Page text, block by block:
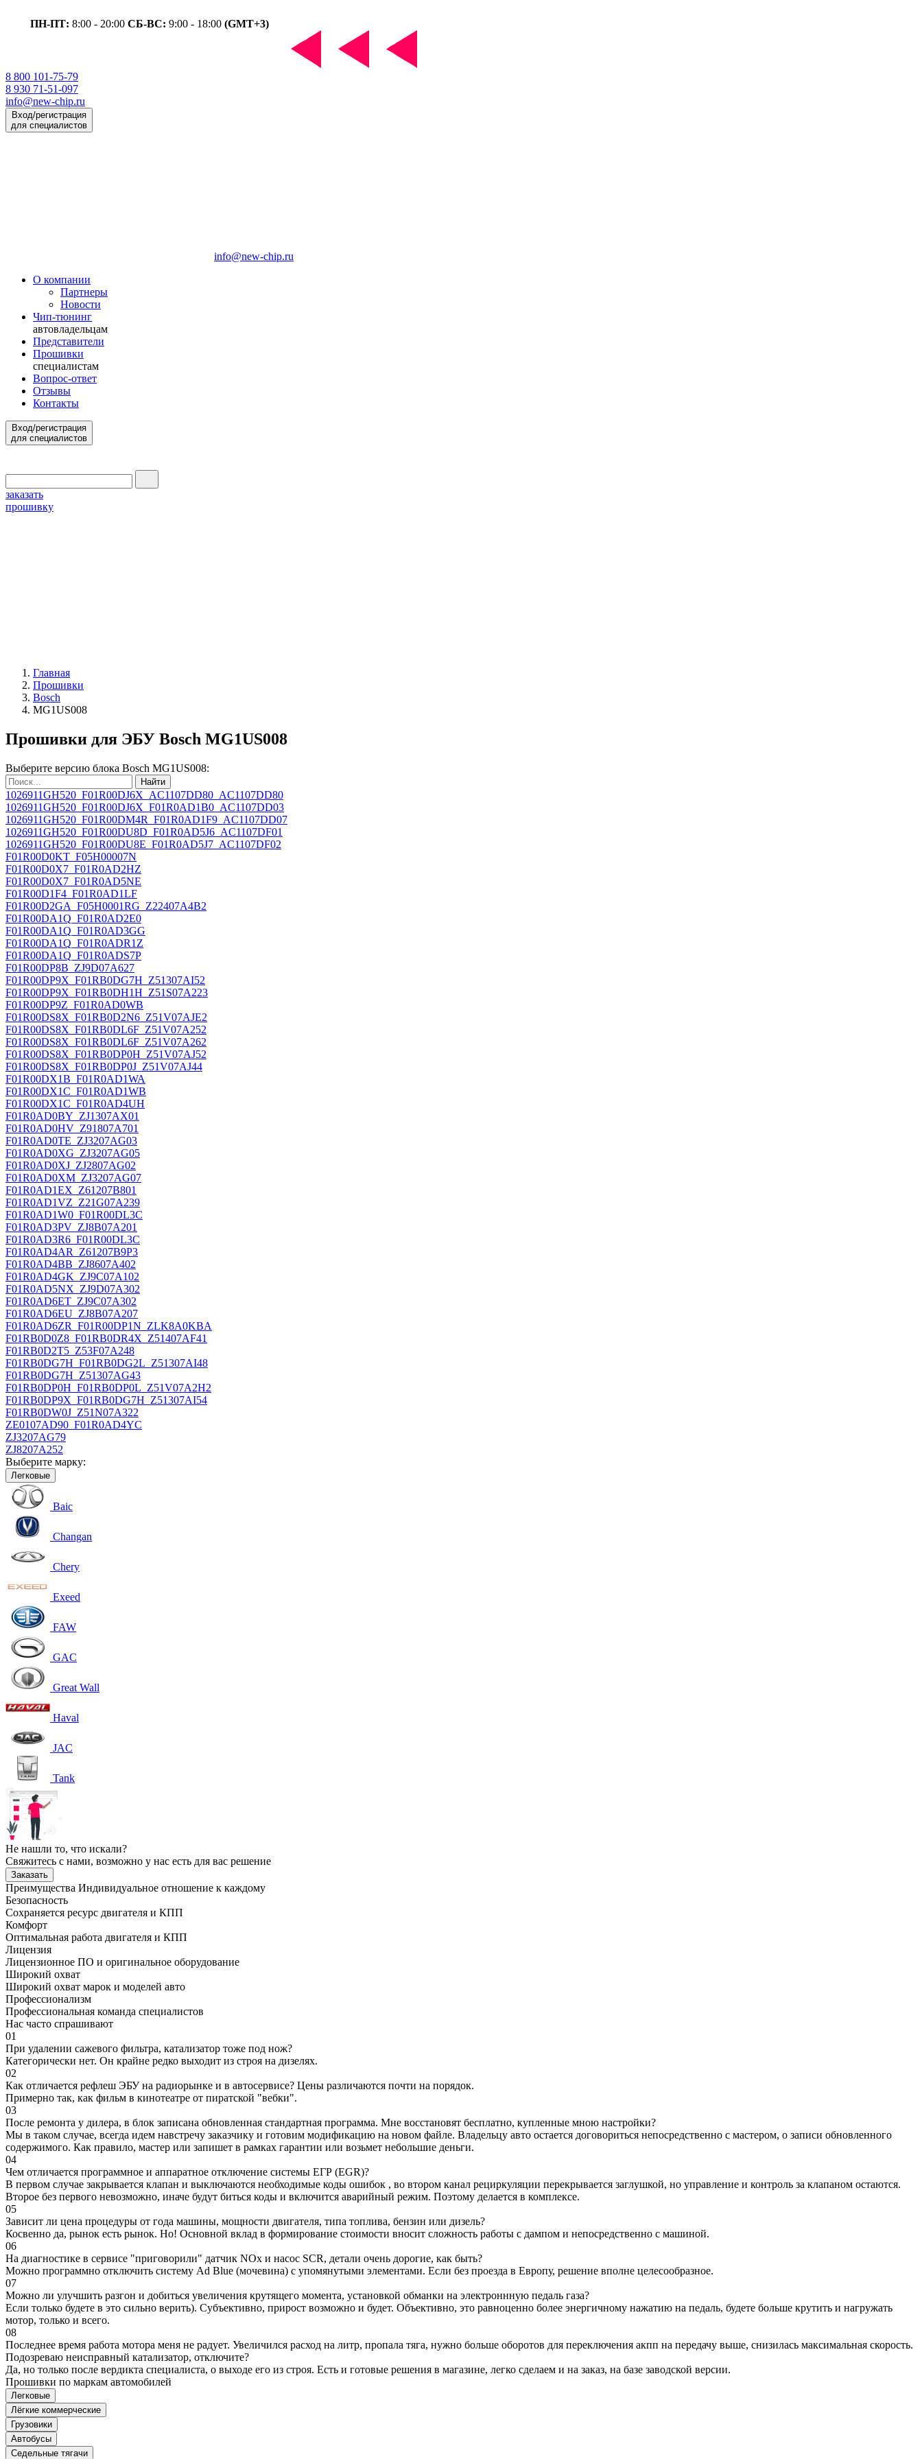
ПН-ПТ: 8:00 - 20:00 СБ-ВС: 9:00 - 18:00 (GMT+3)
8 800 101-75-79
8 930 71-51-097
info@new-chip.ru
Вход/регистрация
для специалистов
info@new-chip.ru
О компании
Партнеры
Новости
Чип-тюнинг
автовладельцам
Представители
Прошивки
специалистам
Вопрос-ответ
Отзывы
Контакты
Вход/регистрация
для специалистов
заказать
прошивку
Главная
Прошивки
Bosch
MG1US008
Прошивки для ЭБУ Bosch MG1US008
Выберите версию блока Bosch MG1US008:
Найти
1026911GH520_F01R00DJ6X_AC1107DD80_AC1107DD80
1026911GH520_F01R00DJ6X_F01R0AD1B0_AC1107DD03
1026911GH520_F01R00DM4R_F01R0AD1F9_AC1107DD07
1026911GH520_F01R00DU8D_F01R0AD5J6_AC1107DF01
1026911GH520_F01R00DU8E_F01R0AD5J7_AC1107DF02
F01R00D0KT_F05H00007N
F01R00D0X7_F01R0AD2HZ
F01R00D0X7_F01R0AD5NE
F01R00D1F4_F01R0AD1LF
F01R00D2GA_F05H0001RG_Z22407A4B2
F01R00DA1Q_F01R0AD2E0
F01R00DA1Q_F01R0AD3GG
F01R00DA1Q_F01R0ADR1Z
F01R00DA1Q_F01R0ADS7P
F01R00DP8B_ZJ9D07A627
F01R00DP9X_F01RB0DG7H_Z51307AI52
F01R00DP9X_F01RB0DH1H_Z51S07A223
F01R00DP9Z_F01R0AD0WB
F01R00DS8X_F01RB0D2N6_Z51V07AJE2
F01R00DS8X_F01RB0DL6F_Z51V07A252
F01R00DS8X_F01RB0DL6F_Z51V07A262
F01R00DS8X_F01RB0DP0H_Z51V07AJ52
F01R00DS8X_F01RB0DP0J_Z51V07AJ44
F01R00DX1B_F01R0AD1WA
F01R00DX1C_F01R0AD1WB
F01R00DX1C_F01R0AD4UH
F01R0AD0BY_ZJ1307AX01
F01R0AD0HV_Z91807A701
F01R0AD0TE_ZJ3207AG03
F01R0AD0XG_ZJ3207AG05
F01R0AD0XJ_ZJ2807AG02
F01R0AD0XM_ZJ3207AG07
F01R0AD1EX_Z61207B801
F01R0AD1VZ_Z21G07A239
F01R0AD1W0_F01R00DL3C
F01R0AD3PV_ZJ8B07A201
F01R0AD3R6_F01R00DL3C
F01R0AD4AR_Z61207B9P3
F01R0AD4BB_ZJ8607A402
F01R0AD4GK_ZJ9C07A102
F01R0AD5NX_ZJ9D07A302
F01R0AD6ET_ZJ9C07A302
F01R0AD6EU_ZJ8B07A207
F01R0AD6ZR_F01R00DP1N_ZLK8A0KBA
F01RB0D0Z8_F01RB0DR4X_Z51407AF41
F01RB0D2T5_Z53F07A248
F01RB0DG7H_F01RB0DG2L_Z51307AI48
F01RB0DG7H_Z51307AG43
F01RB0DP0H_F01RB0DP0L_Z51V07A2H2
F01RB0DP9X_F01RB0DG7H_Z51307AI54
F01RB0DW0J_Z51N07A322
ZE0107AD90_F01R0AD4YC
ZJ3207AG79
ZJ8207A252
Выберите марку:
Легковые
Baic
Changan
Chery
Exeed
FAW
GAC
Great Wall
Haval
JAC
Tank
Не нашли то, что искали?
Свяжитесь с нами, возможно у нас есть для вас решение
Заказать
Преимущества Индивидуальное отношение к каждому
Безопасность
Сохраняется ресурс двигателя и КПП
Комфорт
Оптимальная работа двигателя и КПП
Лицензия
Лицензионное ПО и оригинальное оборудование
Широкий охват
Широкий охват марок и моделей авто
Профессионализм
Профессиональная команда специалистов
Нас часто спрашивают
01
При удалении сажевого фильтра, катализатор тоже под нож?
Категорически нет. Он крайне редко выходит из строя на дизелях.
02
Как отличается рефлеш ЭБУ на радиорынке и в автосервисе? Цены различаются почти на порядок.
Примерно так, как фильм в кинотеатре от пиратской "вебки".
03
После ремонта у дилера, в блок записана обновленная стандартная программа. Мне восстановят бесплатно, купленные мною настройки?
Мы в таком случае, всегда идем навстречу заказчику и готовим модификацию на новом файле. Владельцу авто остается договориться непосредственно с мастером, о записи обновленного
содержимого. Как правило, мастер или запишет в рамках гарантии или возьмет небольшие деньги.
04
Чем отличается программное и аппаратное отключение системы ЕГР (EGR)?
В первом случае закрывается клапан и выключаются необходимые коды ошибок , во втором канал рециркуляции перекрывается заглушкой, но управление и контроль за клапаном остаются.
Второе без первого невозможно, иначе будут биться коды и включится аварийный режим. Поэтому делается в комплексе.
05
Зависит ли цена процедуры от года машины, мощности двигателя, типа топлива, бензин или дизель?
Косвенно да, рынок есть рынок. Но! Основной вклад в формирование стоимости вносит сложность работы с дампом и непосредственно с машиной.
06
На диагностике в сервисе "приговорили" датчик NOx и насос SCR, детали очень дорогие, как быть?
Можно программно отключить систему Ad Blue (мочевина) с упомянутыми элементами. Если без проезда в Европу, решение вполне целесообразное.
07
Можно ли улучшить разгон и добиться увеличения крутящего момента, установкой обманки на электроннную педаль газа?
Если только будете в это сильно верить). Субъективно, прирост возможно и будет. Объективно, это равноценно более энергичному нажатию на педаль, будете больше крутить и нагружать
мотор, только и всего.
08
Последнее время работа мотора меня не радует. Увеличился расход на литр, пропала тяга, нужно больше оборотов для переключения акпп на передачу выше, снизилась максимальная скорость.
Подозреваю неисправный катализатор, отключите?
Да, но только после вердикта специалиста, о выходе его из строя. Есть и готовые решения в магазине, легко сделаем и на заказ, на базе заводской версии.
Прошивки по маркам автомобилей
Легковые
Лёгкие коммерческие
Грузовики
Автобусы
Седельные тягачи